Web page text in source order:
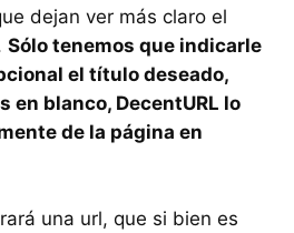
dejan ver más claro el
Sólo tenemos que indicarle
el título deseado,
en blanco, DecentURL lo
de la página en
una url, que si bien es